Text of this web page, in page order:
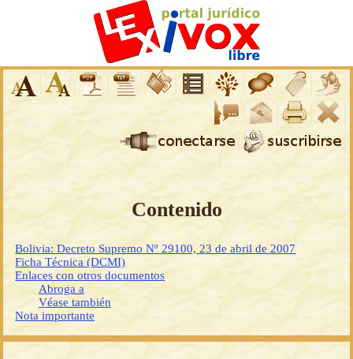
Contenido
Bolivia: Decreto Supremo Nº 29100, 23 de abril de 2007
Ficha Técnica (DCMI)
Enlaces con otros documentos
Abroga a
Véase también
Nota importante